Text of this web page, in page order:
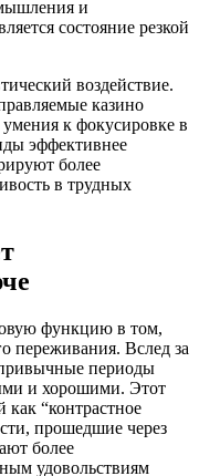
и
состояние резкой
воздействие.
казино
к фокусировке в
эффективнее
более
в трудных
функцию в том,
переживания. Вслед за
периоды
и хорошими. Этот
“контрастное
прошедшие через
более
удовольствиям